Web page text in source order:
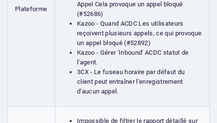
Plateforme
Appel Cela provoque un appel bloqué
(#52686)
Kazoo - Quand ACDC Les utilisateurs
reçoivent plusieurs appels, ce qui provoque
un appel bloqué (#52892)
Kazoo - Gérer 'Inbound' ACDC statut de
l'agent.
3CX - Le fuseau horaire par défaut du
client peut entraîner l'enregistrement
d'aucun appel.
Impossible de filtrer le rapport détaillé sur